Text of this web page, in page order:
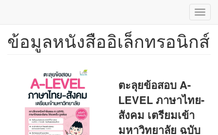
ข้าม
ข้อมูลหนังสืออิเล็กทรอนิกส์
ตะลุยข้อสอบ A-
LEVEL ภาษาไทย-
สังคม เตรียมเข้า
มหาวิทยาลัย ฉบับ